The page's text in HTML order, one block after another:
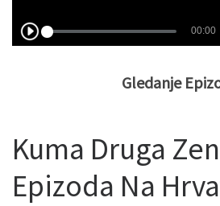
Gledanje
Kuma Druga
Epizoda Na